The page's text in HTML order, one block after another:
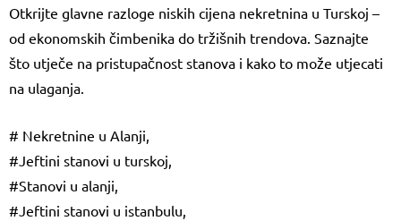
Otkrijte glavne razloge niskih cijena nekretnina u Turskoj –
od ekonomskih čimbenika do tržišnih trendova. Saznajte
što utječe na pristupačnost stanova i kako to može utjecati
na ulaganja.
# Nekretnine u Alanji,
#Jeftini stanovi u turskoj,
#Stanovi u alanji,
#Jeftini stanovi u istanbulu,